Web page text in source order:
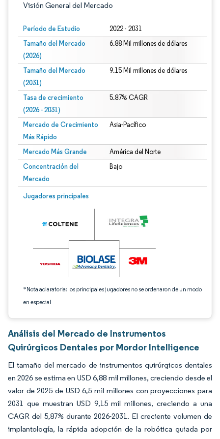
Visión General del Mercado
Período de Estudio 2022 - 2031
Tamaño del Mercado
(2026)
6.88 Mil millones de dólares
Tamaño del Mercado
(2031)
9.15 Mil millones de dólares
Tasa de crecimiento
(2026 - 2031)
5.87% CAGR
Mercado de Crecimiento
Más Rápido
Asia-Pacífico
Mercado Más Grande América del Norte
Concentración del
Mercado
Bajo
Jugadores principales
*Nota aclaratoria: los principales jugadores no se ordenaron de un modo
en especial
Imagen © Mordor Intelligence. El uso requiere atribución según CC BY 4.0.
Análisis del Mercado de Instrumentos
Quirúrgicos Dentales por Mordor Intelligence
El tamaño del mercado de instrumentos quirúrgicos dentales
en 2026 se estima en USD 6,88 mil millones, creciendo desde el
valor de 2025 de USD 6,5 mil millones con proyecciones para
2031 que muestran USD 9,15 mil millones, creciendo a una
CAGR del 5,87% durante 2026-2031. El creciente volumen de
implantología, la rápida adopción de la robótica guiada por